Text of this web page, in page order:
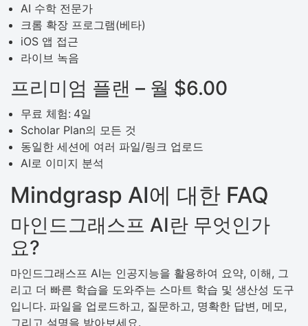
AI 수학 전문가
크롬 확장 프로그램(베타)
iOS 앱 접근
라이브 녹음
프리미엄 플랜 – 월 $6.00
무료 체험: 4일
Scholar Plan의 모든 것
동일한 세션에 여러 파일/링크 업로드
AI로 이미지 분석
Mindgrasp AI에 대한 FAQ
마인드그래스프 AI란 무엇인가
요?
마인드그래스프 AI는 인공지능을 활용하여 요약, 이해, 그
리고 더 빠른 학습을 도와주는 스마트 학습 및 생산성 도구
입니다. 파일을 업로드하고, 질문하고, 명확한 답변, 메모,
그리고 설명을 받아보세요.